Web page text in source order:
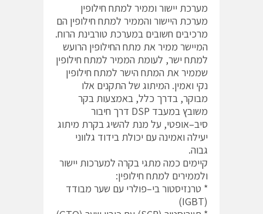
מערכת יישור וממיר למתח חילופין
מערכת היישור והממיר למתח חילופין הם
מרכיבים חשובים במערכת טורבינת הרוח.
המיישר ממיר את מתח החילופין הרועש
למתח ישר, לעומת הממיר למתח חילופין
שממיר את המתח הישר למתח חילופין
נקי ואמין. המיתוג של התקנים אלו
מבוקר, בדרך כלל, באמצעות בקר
משובץ במעבד DSP דרך חיבור
סיב–אופטי, על מנת להשיג בקרת מיתוג
יעילה ואמינה עם יכולת בידוד גלווני
גבוה.
קיימים כמה מתגי בקרה למערכות יישור
ולממירים למתח חילופין:
* טרנזיסטור בי–פולרי עם שער מבודד
(IGBT)